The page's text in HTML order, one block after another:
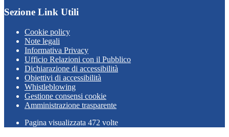
Sezione Link Utili
Cookie policy
Note legali
Informativa Privacy
Ufficio Relazioni con il Pubblico
Dichiarazione di accessibilità
Obiettivi di accessibilità
Whistleblowing
Gestione consensi cookie
Amministrazione trasparente
Pagina visualizzata 472 volte